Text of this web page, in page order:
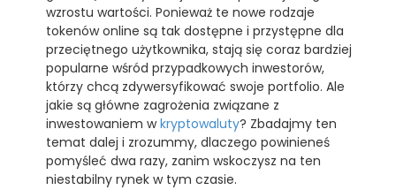
wzrostu wartości. Ponieważ te nowe rodzaje
tokenów online są tak dostępne i przystępne dla
przeciętnego użytkownika, stają się coraz bardziej
popularne wśród przypadkowych inwestorów,
którzy chcą zdywersyfikować swoje portfolio. Ale
jakie są główne zagrożenia związane z
inwestowaniem wkryptowaluty? Zbadajmy ten
temat dalej i zrozummy, dlaczego powinieneś
pomyśleć dwa razy, zanim wskoczysz na ten
niestabilny rynek w tym czasie.